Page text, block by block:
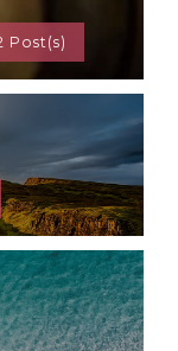
Post(s)